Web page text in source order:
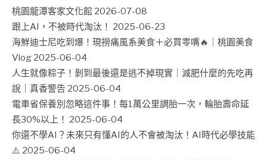
桃園龍潭客家文化館 2026-07-08
跟上AI，不被時代淘汰！ 2025-06-23
海鮮迪士尼吃到爆！現撈痛風系美食＋必買零嘴🔥｜桃園美食
Vlog 2025-06-04
人生就像粽子！剝到最後還是逃不掉現實｜減肥什麼的先吃再
說｜真香警告 2025-06-04
電車省保養別忽略這件事！每1萬公里調胎一次，輪胎壽命延
長30%以上！ 2025-06-04
你還不學AI？未來只有懂AI的人不會被淘汰！AI時代必學技能
⚠️ 2025-06-04